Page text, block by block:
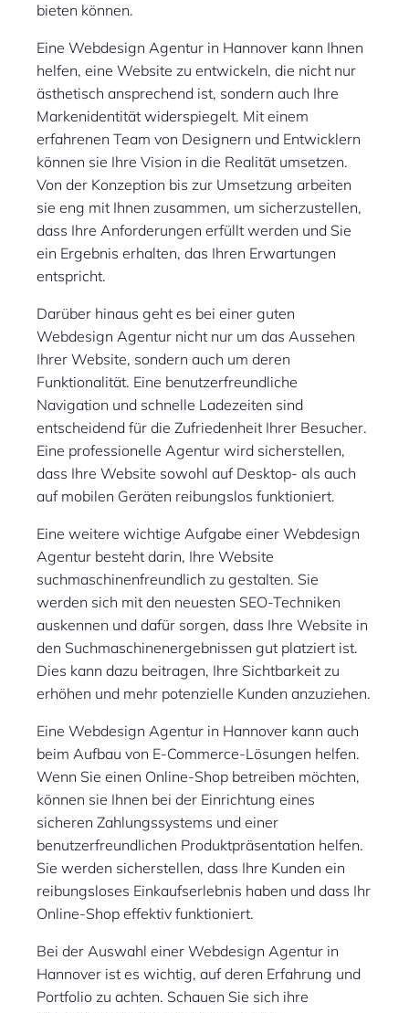
bieten können.
Eine Webdesign Agentur in Hannover kann Ihnen
helfen, eine Website zu entwickeln, die nicht nur
ästhetisch ansprechend ist, sondern auch Ihre
Markenidentität widerspiegelt. Mit einem
erfahrenen Team von Designern und Entwicklern
können sie Ihre Vision in die Realität umsetzen.
Von der Konzeption bis zur Umsetzung arbeiten
sie eng mit Ihnen zusammen, um sicherzustellen,
dass Ihre Anforderungen erfüllt werden und Sie
ein Ergebnis erhalten, das Ihren Erwartungen
entspricht.
Darüber hinaus geht es bei einer guten
Webdesign Agentur nicht nur um das Aussehen
Ihrer Website, sondern auch um deren
Funktionalität. Eine benutzerfreundliche
Navigation und schnelle Ladezeiten sind
entscheidend für die Zufriedenheit Ihrer Besucher.
Eine professionelle Agentur wird sicherstellen,
dass Ihre Website sowohl auf Desktop- als auch
auf mobilen Geräten reibungslos funktioniert.
Eine weitere wichtige Aufgabe einer Webdesign
Agentur besteht darin, Ihre Website
suchmaschinenfreundlich zu gestalten. Sie
werden sich mit den neuesten SEO-Techniken
auskennen und dafür sorgen, dass Ihre Website in
den Suchmaschinenergebnissen gut platziert ist.
Dies kann dazu beitragen, Ihre Sichtbarkeit zu
erhöhen und mehr potenzielle Kunden anzuziehen.
Eine Webdesign Agentur in Hannover kann auch
beim Aufbau von E-Commerce-Lösungen helfen.
Wenn Sie einen Online-Shop betreiben möchten,
können sie Ihnen bei der Einrichtung eines
sicheren Zahlungssystems und einer
benutzerfreundlichen Produktpräsentation helfen.
Sie werden sicherstellen, dass Ihre Kunden ein
reibungsloses Einkaufserlebnis haben und dass Ihr
Online-Shop effektiv funktioniert.
Bei der Auswahl einer Webdesign Agentur in
Hannover ist es wichtig, auf deren Erfahrung und
Portfolio zu achten. Schauen Sie sich ihre